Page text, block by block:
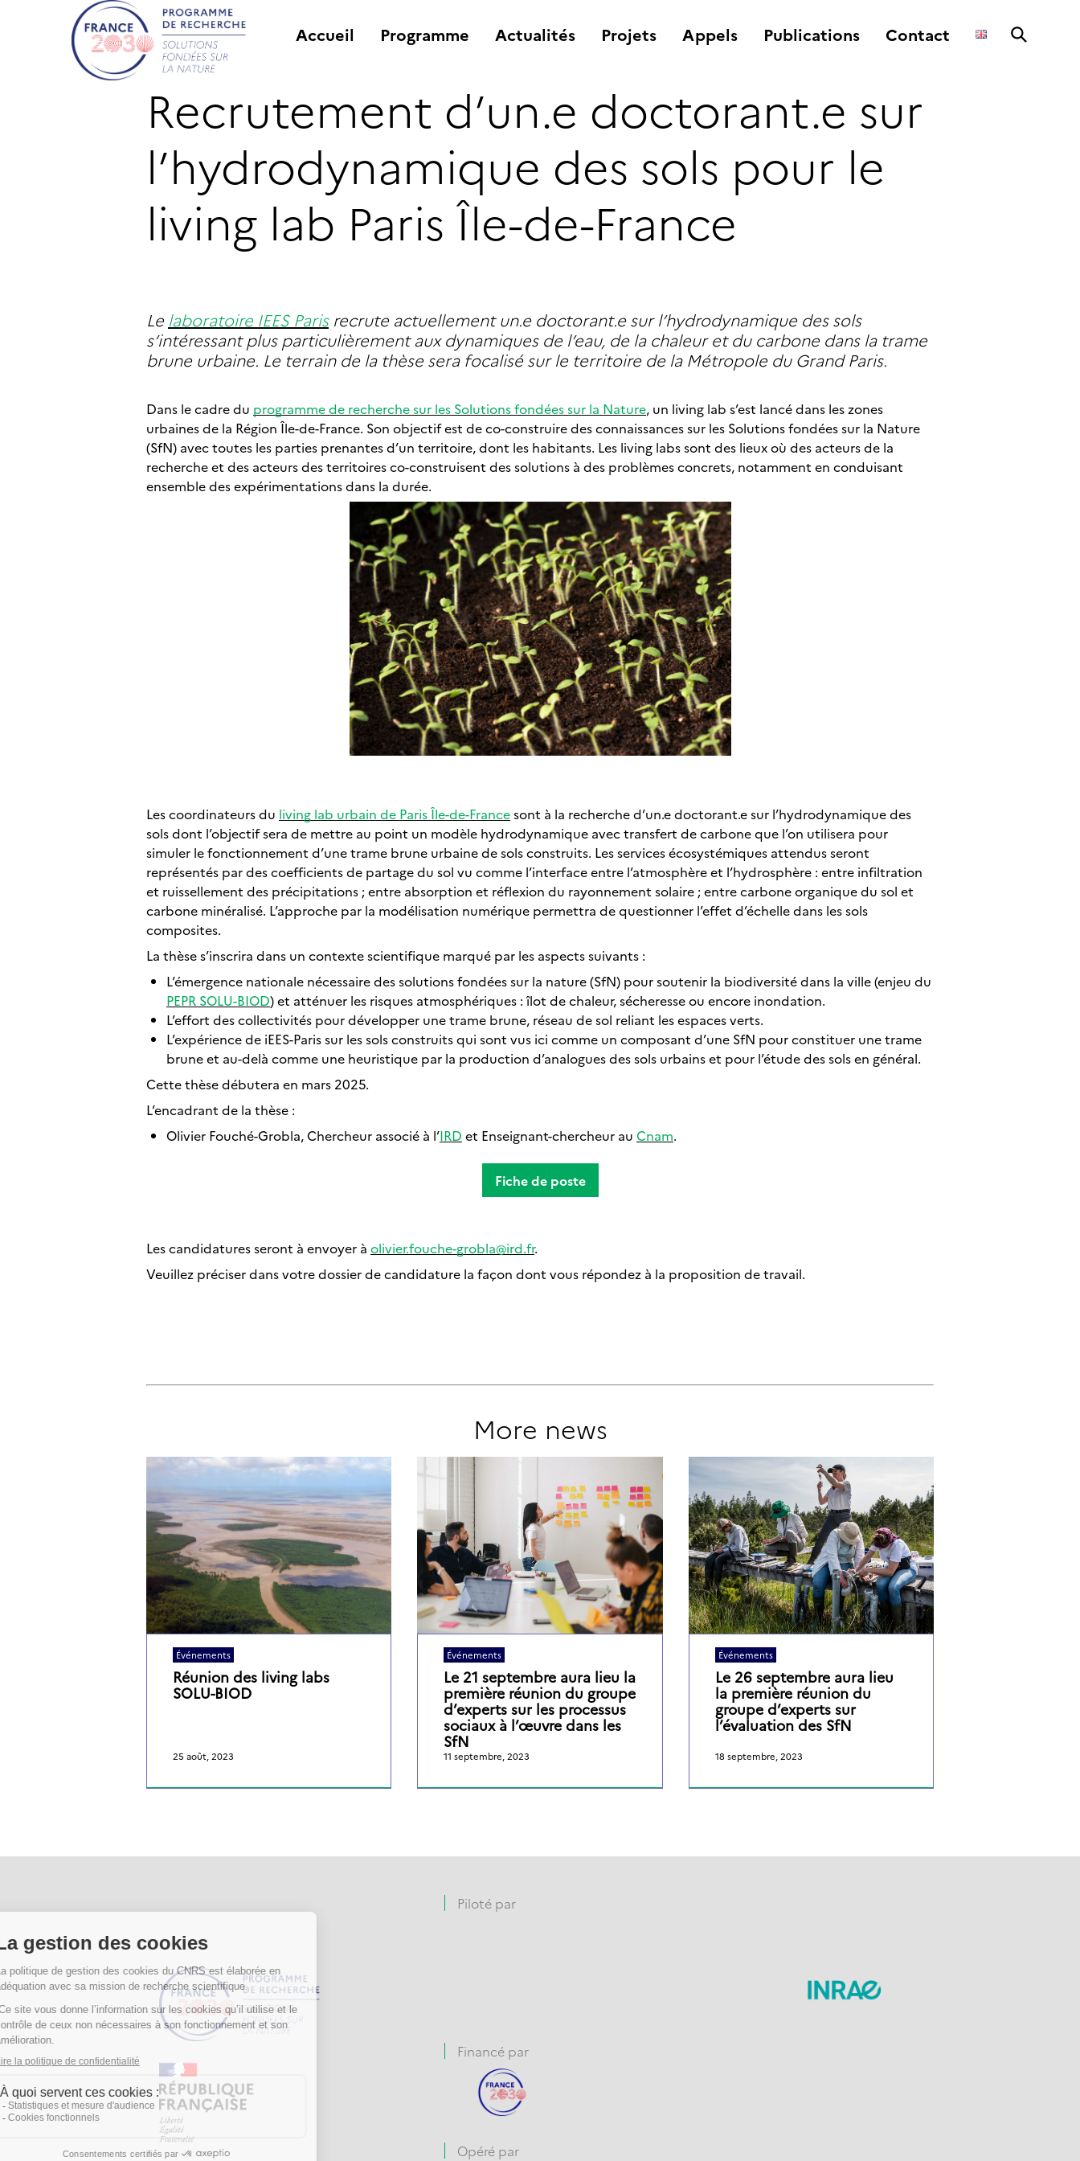
Accueil Programme Actualités Projets Appels Publications Contact
Recrutement d’un.e doctorant.e sur
l’hydrodynamique des sols pour le
living lab Paris Île-de-France
Le laboratoire IEES Parisrecrute actuellement un.e doctorant.e sur l’hydrodynamique des sols
s’intéressant plus particulièrement aux dynamiques de l’eau, de la chaleur et du carbone dans la trame
brune urbaine. Le terrain de la thèse sera focalisé sur le territoire de la Métropole du Grand Paris.
Dans le cadre du programme de recherche sur les Solutions fondées sur la Nature, un living lab s’est lancé dans les zones
urbaines de la Région Île-de-France. Son objectif est de co-construire des connaissances sur les Solutions fondées sur la Nature
(SfN) avec toutes les parties prenantes d’un territoire, dont les habitants. Les living labs sont des lieux où des acteurs de la
recherche et des acteurs des territoires co-construisent des solutions à des problèmes concrets, notamment en conduisant
ensemble des expérimentations dans la durée.
Les coordinateurs du living lab urbain de Paris Île-de-Francesont à la recherche d’un.e doctorant.e sur l’hydrodynamique des
sols dont l’objectif sera de mettre au point un modèle hydrodynamique avec transfert de carbone que l’on utilisera pour
simuler le fonctionnement d’une trame brune urbaine de sols construits. Les services écosystémiques attendus seront
représentés par des coefficients de partage du sol vu comme l’interface entre l’atmosphère et l’hydrosphère : entre infiltration
et ruissellement des précipitations ; entre absorption et réflexion du rayonnement solaire ; entre carbone organique du sol et
carbone minéralisé. L’approche par la modélisation numérique permettra de questionner l’effet d’échelle dans les sols
composites.
La thèse s’inscrira dans un contexte scientifique marqué par les aspects suivants :
L’émergence nationale nécessaire des solutions fondées sur la nature (SfN) pour soutenir la biodiversité dans la ville (enjeu du
PEPR SOLU-BIOD) et atténuer les risques atmosphériques : îlot de chaleur, sécheresse ou encore inondation.
L’effort des collectivités pour développer une trame brune, réseau de sol reliant les espaces verts.
L’expérience de iEES-Paris sur les sols construits qui sont vus ici comme un composant d’une SfN pour constituer une trame
brune et au-delà comme une heuristique par la production d’analogues des sols urbains et pour l’étude des sols en général.
Cette thèse débutera en mars 2025.
L’encadrant de la thèse :
Olivier Fouché-Grobla, Chercheur associé à l’IRD et Enseignant-chercheur au Cnam.
Fiche de poste
Les candidatures seront à envoyer à olivier.fouche-grobla@ird.fr.
Veuillez préciser dans votre dossier de candidature la façon dont vous répondez à la proposition de travail.
More news
Événements
Réunion des living labs
SOLU-BIOD
25 août, 2023
Événements
Le 21 septembre aura lieu la
première réunion du groupe
d’experts sur les processus
sociaux à l’œuvre dans les
SfN
11 septembre, 2023
Événements
Le 26 septembre aura lieu
la première réunion du
groupe d’experts sur
l’évaluation des SfN
18 septembre, 2023
Piloté par
Financé par
Opéré par